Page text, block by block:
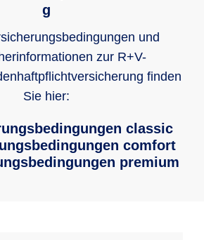
g
und
zur R+V-
finden
Sie hier:
classic
comfort
premium